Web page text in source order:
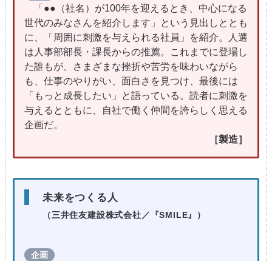
「●●（社名）が100年を迎えるとき、中心になる
世代のみなさんを紹介します」という見出しととも
に、「周囲に刺激を与えられる社員」を紹介。人選
は人事部部長・課長からの推薦。これまでに登場し
た誰もが、さまざまな挫折や苦労を味わいながら
も、仕事のやりがい、面白さを見つけ、最後には
「もっと成長したい」と語っている。読者に刺激を
与えるとともに、自社で働く仲間を誇らしく思える
企画だ。
［製造］
未来をつくる人
（三井住友建設株式会社 ／『SMILE』）
企画